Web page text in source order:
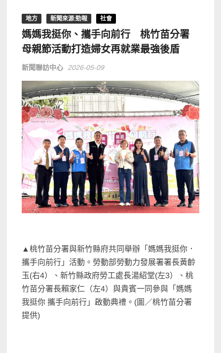
地方 新聞來源:勁報 社會
媽媽我挺你、攜手向前行 桃竹苗分署
母親節活動打造婦女再就業最強後盾
新聞聯訪中心 2026-05-09
▲桃竹苗分署與新竹縣府共同舉辦「媽媽我挺你．
攜手向前行」活動。勞動部勞動力發展署署長黃齡
玉(右4）、新竹縣政府勞工處長湯紹堂(左3）、桃
竹苗分署長賴家仁（左4）與貴賓一同參與「媽媽
我挺你 攜手向前行」啟動典禮。(圖／桃竹苗分署
提供)